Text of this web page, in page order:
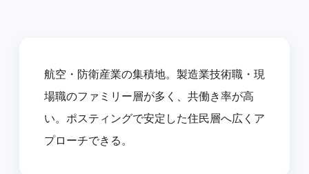
航空・防衛産業の集積地。製造業技術職・現
場職のファミリー層が多く、共働き率が高
い。ポスティングで安定した住民層へ広くア
プローチできる。